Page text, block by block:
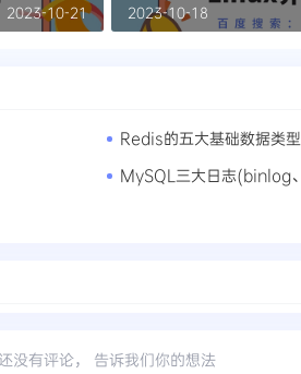
2023-10-21 2023-10-18
Redis的五大基础数据类型
还没有评论， 告诉我们你的想法